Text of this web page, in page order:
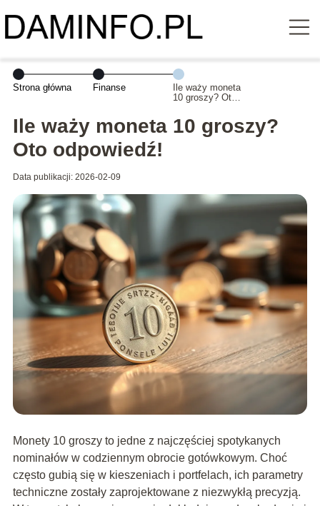
Strona główna Finanse
Ile waży moneta
10 groszy? Oto
Ile waży moneta 10 groszy?
Oto odpowiedź!
Data publikacji: 2026-02-09
Monety 10 groszy to jedne z najczęściej spotykanych
nominałów w codziennym obrocie gotówkowym. Choć
często gubią się w kieszeniach i portfelach, ich parametry
techniczne zostały zaprojektowane z niezwykłą precyzją.